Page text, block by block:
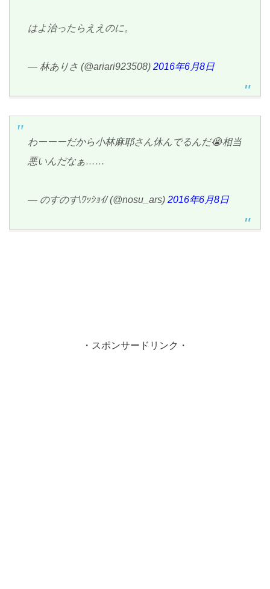
はよ治ったらええのに。
— 林ありさ (@ariari923508) 2016年6月8日
わーーーだから小林麻耶さん休んでるんだ😭相当
悪いんだなぁ……
— のすのす\ﾜｯｼｮｲ/ (@nosu_ars) 2016年6月8日
・スポンサードリンク・